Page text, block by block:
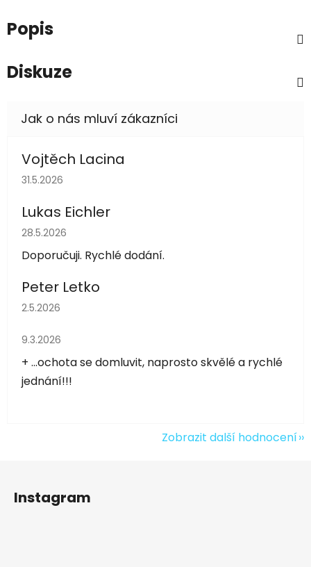
Popis
Diskuze
Vojtěch Lacina
Hodnocení obchodu je 5 z 5 hvězdiček.
31.5.2026
Lukas Eichler
Hodnocení obchodu je 5 z 5 hvězdiček.
28.5.2026
Doporučuji. Rychlé dodání.
Peter Letko
Hodnocení obchodu je 5 z 5 hvězdiček.
2.5.2026
Hodnocení obchodu je 5 z 5 hvězdiček.
9.3.2026
+ ...ochota se domluvit, naprosto skvělé a rychlé
jednání!!!
Zobrazit další hodnocení
Instagram